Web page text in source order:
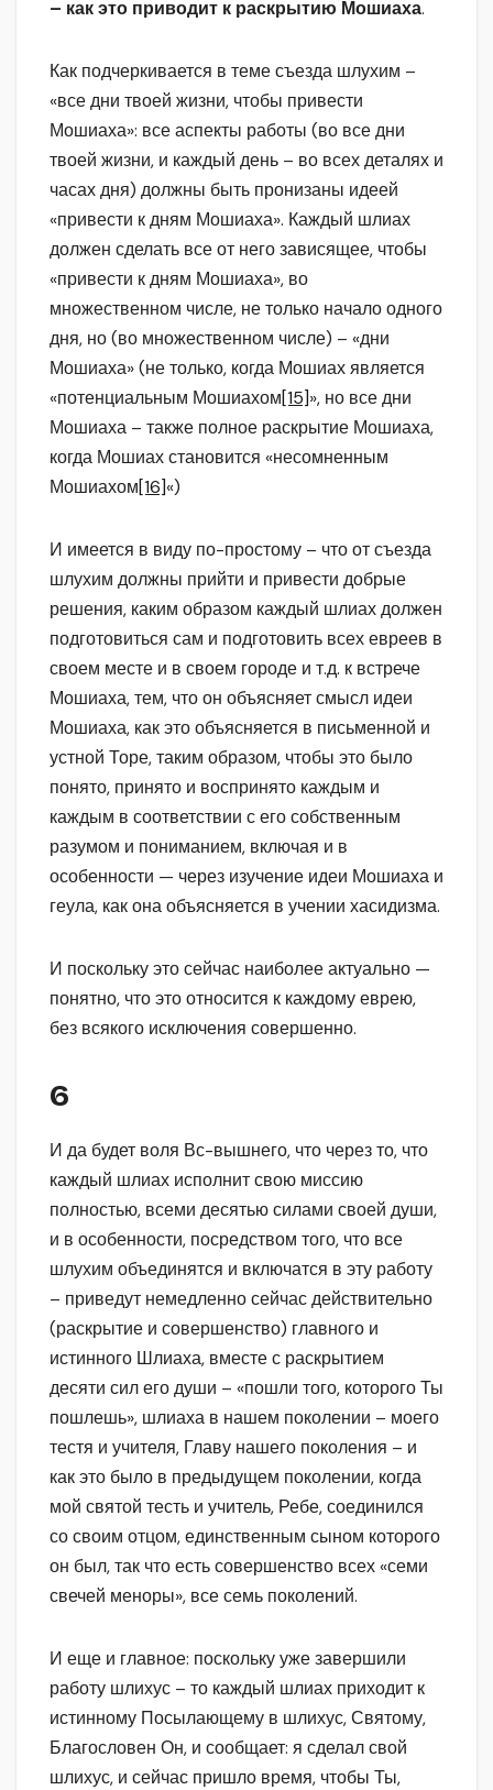
– как это приводит к раскрытию Мошиаха.
Как подчеркивается в теме съезда шлухим –
«все дни твоей жизни, чтобы привести
Мошиаха»: все аспекты работы (во все дни
твоей жизни, и каждый день – во всех деталях и
часах дня) должны быть пронизаны идеей
«привести к дням Мошиаха». Каждый шлиах
должен сделать все от него зависящее, чтобы
«привести к дням Мошиаха», во
множественном числе, не только начало одного
дня, но (во множественном числе) – «дни
Мошиаха» (не только, когда Мошиах является
«потенциальным Мошиахом[15]», но все дни
Мошиаха – также полное раскрытие Мошиаха,
когда Мошиах становится «несомненным
Мошиахом[16]«)
И имеется в виду по-простому – что от съезда
шлухим должны прийти и привести добрые
решения, каким образом каждый шлиах должен
подготовиться сам и подготовить всех евреев в
своем месте и в своем городе и т.д. к встрече
Мошиаха, тем, что он объясняет смысл идеи
Мошиаха, как это объясняется в письменной и
устной Торе, таким образом, чтобы это было
понято, принято и воспринято каждым и
каждым в соответствии с его собственным
разумом и пониманием, включая и в
особенности — через изучение идеи Мошиаха и
геула, как она объясняется в учении хасидизма.
И поскольку это сейчас наиболее актуально —
понятно, что это относится к каждому еврею,
без всякого исключения совершенно.
6
И да будет воля Вс-вышнего, что через то, что
каждый шлиах исполнит свою миссию
полностью, всеми десятью силами своей души,
и в особенности, посредством того, что все
шлухим объединятся и включатся в эту работу
– приведут немедленно сейчас действительно
(раскрытие и совершенство) главного и
истинного Шлиаха, вместе с раскрытием
десяти сил его души – «пошли того, которого Ты
пошлешь», шлиаха в нашем поколении – моего
тестя и учителя, Главу нашего поколения – и
как это было в предыдущем поколении, когда
мой святой тесть и учитель, Ребе, соединился
со своим отцом, единственным сыном которого
он был, так что есть совершенство всех «семи
свечей меноры», все семь поколений.
И еще и главное: поскольку уже завершили
работу шлихус – то каждый шлиах приходит к
истинному Посылающему в шлихус, Святому,
Благословен Он, и сообщает: я сделал свой
шлихус, и сейчас пришло время, чтобы Ты,